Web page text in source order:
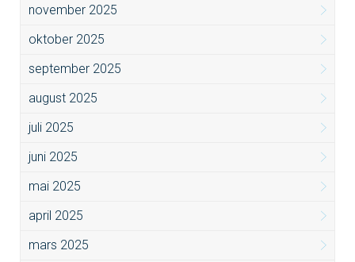
november 2025
oktober 2025
september 2025
august 2025
juli 2025
juni 2025
mai 2025
april 2025
mars 2025